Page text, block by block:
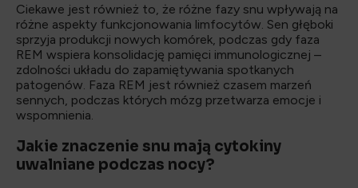
Ciekawe jest również to, że różne fazy snu wpływają na
różne aspekty funkcjonowania limfocytów. Sen głęboki
sprzyja produkcji nowych komórek, podczas gdy faza
REM wspiera konsolidację pamięci immunologicznej –
zdolności układu do zapamiętywania spotkanych
patogenów. Faza REM jest również czasem marzeń
sennych, podczas których mózg przetwarza emocje i
wspomnienia.
Jakie znaczenie snu mają cytokiny
uwalniane podczas nocy?